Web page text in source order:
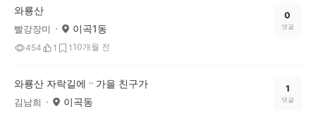
와룡산
빨강장미 이곡1동
454 1 1 10개월 전
0
댓글
와룡산 자락길에ᆢ가을 친구가
김남희 이곡동
1
댓글